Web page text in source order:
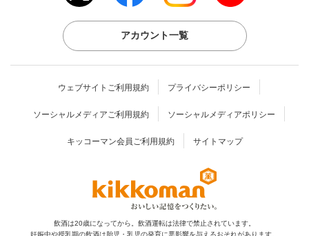
アカウント一覧
ウェブサイトご利用規約 プライバシーポリシー
ソーシャルメディアご利用規約 ソーシャルメディアポリシー
キッコーマン会員ご利用規約 サイトマップ
飲酒は20歳になってから。飲酒運転は法律で禁止されています。
妊娠中や授乳期の飲酒は胎児・乳児の発育に悪影響を与えるおそれがあります。